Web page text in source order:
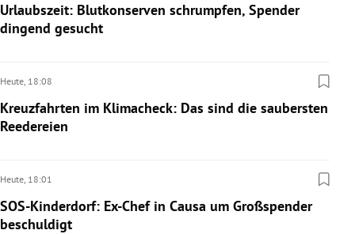
Urlaubszeit: Blutkonserven schrumpfen, Spender
dingend gesucht
Heute, 18:08
Kreuzfahrten im Klimacheck: Das sind die saubersten
Reedereien
Heute, 18:01
SOS-Kinderdorf: Ex-Chef in Causa um Großspender
beschuldigt